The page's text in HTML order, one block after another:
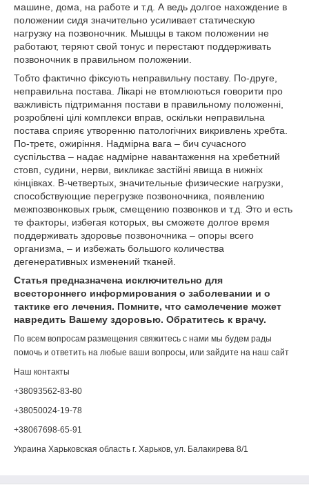
машине, дома, на работе и т.д. А ведь долгое нахождение в
положении сидя значительно усиливает статическую
нагрузку на позвоночник. Мышцы в таком положении не
работают, теряют свой тонус и перестают поддерживать
позвоночник в правильном положении.
Тобто фактично фіксують неправильну поставу. По-друге,
неправильна постава. Лікарі не втомлюються говорити про
важливість підтримання постави в правильному положенні,
розроблені цілі комплекси вправ, оскільки неправильна
постава сприяє утворенню патологічних викривлень хребта.
По-третє, ожиріння. Надмірна вага – бич сучасного
суспільства – надає надмірне навантаження на хребетний
стовп, судини, нерви, викликає застійні явища в нижніх
кінцівках. В-четвертых, значительные физические нагрузки,
способствующие перегрузке позвоночника, появлению
межпозвонковых грыж, смещению позвонков и т.д. Это и есть
те факторы, избегая которых, вы сможете долгое время
поддерживать здоровье позвоночника – опоры всего
организма, – и избежать большого количества
дегенеративных изменений тканей.
Статья предназначена исключительно для
всестороннего информирования о заболевании и о
тактике его лечения. Помните, что самолечение может
навредить Вашему здоровью. Обратитесь к врачу.
По всем вопросам размещения свяжитесь с нами мы будем рады
помочь и ответить на любые ваши вопросы, или зайдите на наш сайт
Наш контакты
+38093562-83-80
+38050024-19-78
+38067698-65-91
Украина Харьковская область г. Харьков, ул. Балакирева 8/1